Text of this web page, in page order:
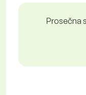
Prosečna